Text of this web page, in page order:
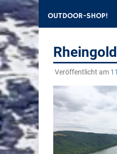
OUTDOOR-SHOP!
Veröffentlicht am